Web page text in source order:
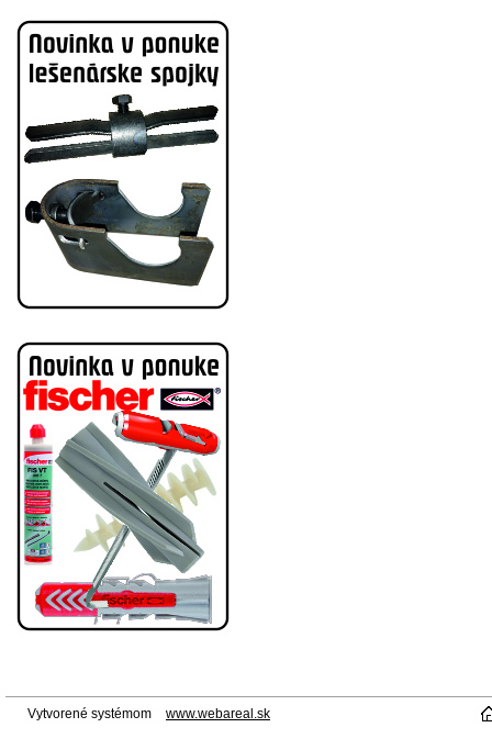
Vytvorené systémom www.webareal.sk